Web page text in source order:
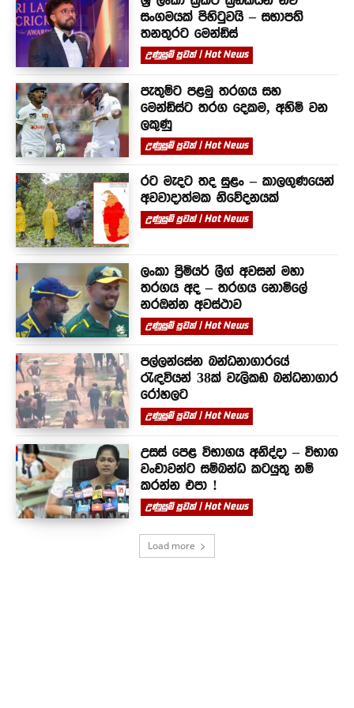
සංගමයක් පිහිටුවයි – සභාපති
තනතුරට මෙන්ඩිස්
උණුසුම් පුවත් | Hot News
පැතුම්ට පළමු තරගය සහ
මෙන්ඩිස්ට තරග දෙකම, අහිමි වන
ලකුණු
උණුසුම් පුවත් | Hot News
රට මැදට තද සුළං – කාලගුණයෙන්
අවවාදාත්මක නිවේදනයක්
උණුසුම් පුවත් | Hot News
ලංකා ප්‍රිමියර් ලීග් අවසන් මහා
තරගය අද – තරගය නොමිලේ
නරඹන්න අවස්ථාව
උණුසුම් පුවත් | Hot News
පල්ලන්සේන බන්ධනාගාරයේ
රැඳවියන් 38ක් වැලිකඩ බන්ධනාගාර
රෝහලට
උණුසුම් පුවත් | Hot News
උසස් පෙළ විභාගය අනිද්දා – විභාග
වංචාවන්ට සම්බන්ධ කටයුතු නම්
කරන්න එපා !
උණුසුම් පුවත් | Hot News
Load more